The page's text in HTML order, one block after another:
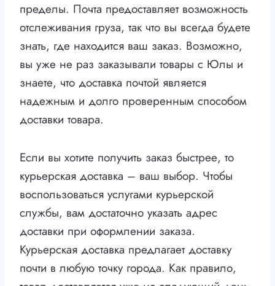
пределы. Почта предоставляет возможность
отслеживания груза, так что вы всегда будете
знать, где находится ваш заказ. Возможно,
вы уже не раз заказывали товары с Юлы и
знаете, что доставка почтой является
надежным и долго проверенным способом
доставки товара.
Если вы хотите получить заказ быстрее, то
курьерская доставка – ваш выбор. Чтобы
воспользоваться услугами курьерской
службы, вам достаточно указать адрес
доставки при оформлении заказа.
Курьерская доставка предлагает доставку
почти в любую точку города. Как правило,